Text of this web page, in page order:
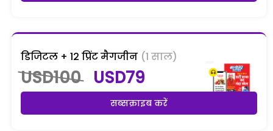
डिजिटल + 12 प्रिंट मैगजीन (1 साल)
USD100 USD79
सब्सक्राइब करें